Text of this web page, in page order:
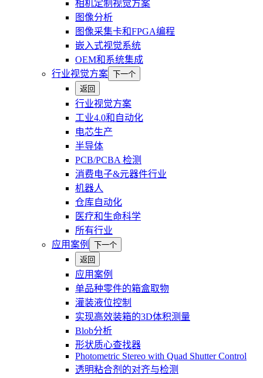
相机定制视觉方案
图像分析
图像采集卡和FPGA编程
嵌入式视觉系统
OEM和系统集成
行业视觉方案
下一个
返回
行业视觉方案
工业4.0和自动化
电芯生产
半导体
PCB/PCBA 检测
消费电子&元器件行业
机器人
仓库自动化
医疗和生命科学
所有行业
应用案例
下一个
返回
应用案例
单品种零件的箱盒取物
灌装液位控制
实现高效装箱的3D体积测量
Blob分析
形状质心查找器
Photometric Stereo with Quad Shutter Control
透明粘合剂的对齐与检测